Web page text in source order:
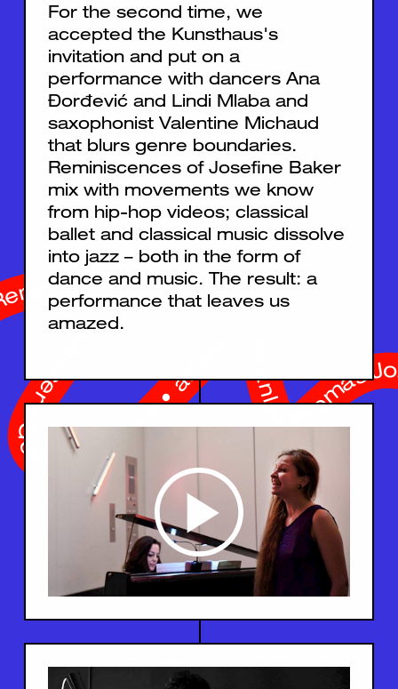
For the second time, we
accepted the Kunsthaus's
invitation and put on a
performance with dancers Ana
Đorđević and Lindi Mlaba and
saxophonist Valentine Michaud
that blurs genre boundaries.
Reminiscences of Josefine Baker
mix with movements we know
from hip-hop videos; classical
ballet and classical music dissolve
into jazz – both in the form of
dance and music. The result: a
performance that leaves us
amazed.
• Ernst Göhner Stiftung • Migros Kulturprozent • Elisabeth Weber Stiftung • WaliDad • Albert Huber-Stiftung • Klavierwerkstatt René Waldhauser • Gebr. Bachmann • artlink • Stanley Thomas Johnson Stiftung • Stiftung temperatio •